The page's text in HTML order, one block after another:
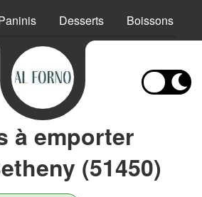
Desserts Boissons
à emporter
(51450)